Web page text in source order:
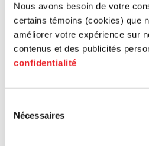
Nous avons besoin de votre
certains témoins (cookies) que
améliorer votre expérience sur
contenus et des publicités
confidentialité
Nécessaires